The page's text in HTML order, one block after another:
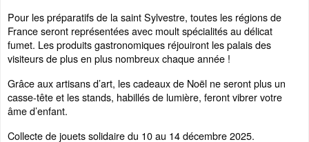
Pour les préparatifs de la saint Sylvestre, toutes les régions de
France seront représentées avec moult spécialités au délicat
fumet. Les produits gastronomiques réjouiront les palais des
visiteurs de plus en plus nombreux chaque année !
Grâce aux artisans d’art, les cadeaux de Noël ne seront plus un
casse-tête et les stands, habillés de lumière, feront vibrer votre
âme d’enfant.
Collecte de jouets solidaire du 10 au 14 décembre 2025.